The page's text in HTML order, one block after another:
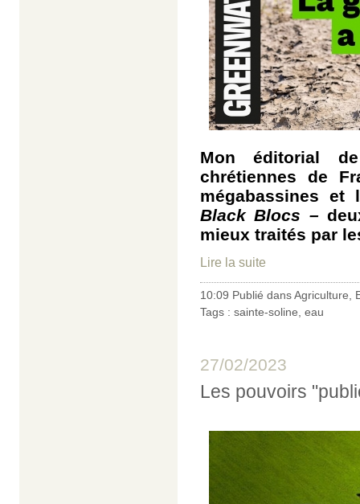
Mon éditorial
chrétiennes de
mégabassines et
Black Blocs –
mieux traités par
Lire la suite
10:09 Publié dansAgriculture
Tags : sainte-soline eau
27/02/2023
Les pouvoirs